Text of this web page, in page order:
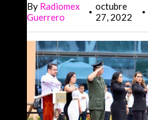
By Radiomex
Guerrero
• octubre
27, 2022
•